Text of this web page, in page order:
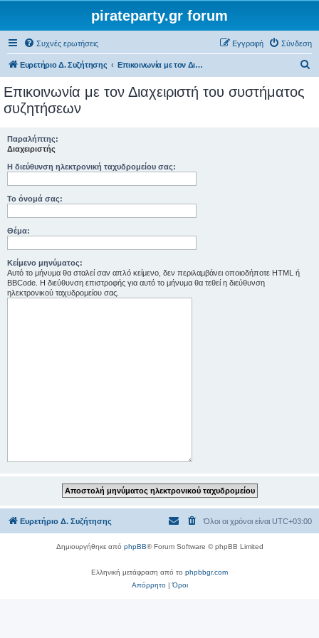
pirateparty.gr forum
Συχνές ερωτήσεις Σύνδεση
Εγγραφή
Ευρετήριο Δ. Συζήτησης Επικοινωνία με τον Διαχειριστή του συστήματος συζητήσεων
Επικοινωνία με τον Διαχειριστή του συστήματος
συζητήσεων
Παραλήπτης:
Διαχειριστής
Η διεύθυνση ηλεκτρονική ταχυδρομείου σας:
Το όνομά σας:
Θέμα:
Κείμενο μηνύματος:
Αυτό το μήνυμα θα σταλεί σαν απλό κείμενο, δεν περιλαμβάνει οποιοδήποτε HTML ή
BBCode. Η διεύθυνση επιστροφής για αυτό το μήνυμα θα τεθεί η διεύθυνση
ηλεκτρονικού ταχυδρομείου σας.
Ευρετήριο Δ. Συζήτησης Όλοι οι χρόνοι είναι UTC+03:00
Δημιουργήθηκε από phpBB® Forum Software © phpBB Limited
Ελληνική μετάφραση από το phpbbgr.com
Απόρρητο|Όροι